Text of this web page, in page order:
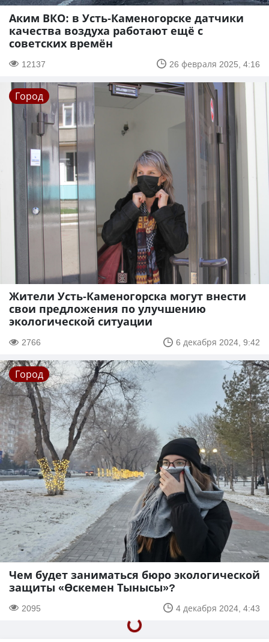
Аким ВКО: в Усть-Каменогорске датчики
качества воздуха работают ещё с
советских времён
12137 26 февраля 2025, 4:16
Город
Жители Усть-Каменогорска могут внести
свои предложения по улучшению
экологической ситуации
2766 6 декабря 2024, 9:42
Город
Чем будет заниматься бюро экологической
защиты «Өскемен Тынысы»?
2095 4 декабря 2024, 4:43